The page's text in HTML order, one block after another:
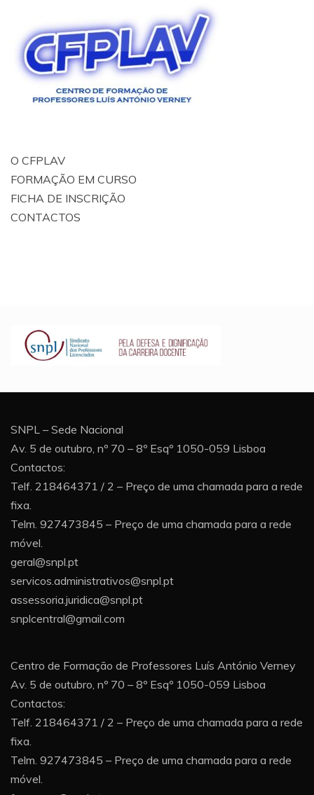
O CFPLAV
FORMAÇÃO EM CURSO
FICHA DE INSCRIÇÃO
CONTACTOS
SNPL – Sede Nacional
Av. 5 de outubro, nº 70 – 8º Esqº 1050-059 Lisboa
Contactos:
Telf. 218464371 / 2 – Preço de uma chamada para a rede
fixa.
Telm. 927473845 – Preço de uma chamada para a rede
móvel.
geral@snpl.pt
servicos.administrativos@snpl.pt
assessoria.juridica@snpl.pt
snplcentral@gmail.com
Centro de Formação de Professores Luís António Verney
Av. 5 de outubro, nº 70 – 8º Esqº 1050-059 Lisboa
Contactos:
Telf. 218464371 / 2 – Preço de uma chamada para a rede
fixa.
Telm. 927473845 – Preço de uma chamada para a rede
móvel.